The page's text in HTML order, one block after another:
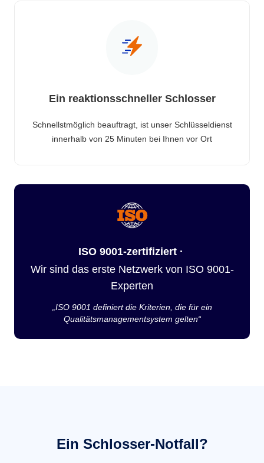
Ein reaktionsschneller Schlosser
Schnellstmöglich beauftragt, ist unser Schlüsseldienst
innerhalb von 25 Minuten bei Ihnen vor Ort
ISO 9001-zertifiziert ·
Wir sind das erste Netzwerk von ISO 9001-
Experten
„ISO 9001 definiert die Kriterien, die für ein
Qualitätsmanagementsystem gelten“
Ein Schlosser-Notfall?